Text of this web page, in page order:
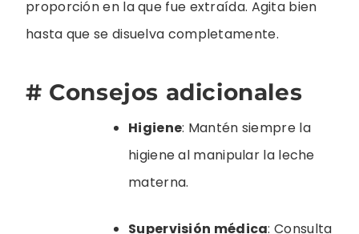
proporción en la que fue extraída. Agita bien
hasta que se disuelva completamente.
# Consejos adicionales
Higiene: Mantén siempre la
higiene al manipular la leche
materna.
Supervisión médica: Consulta